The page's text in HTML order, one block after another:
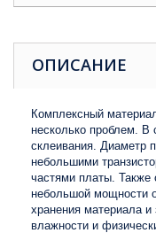
ОПИСАНИЕ
Комплексный
несколько проблем. В
склеивания. Диаметр
небольшими
частями платы. Также
небольшой мощности
хранения материала
влажности и